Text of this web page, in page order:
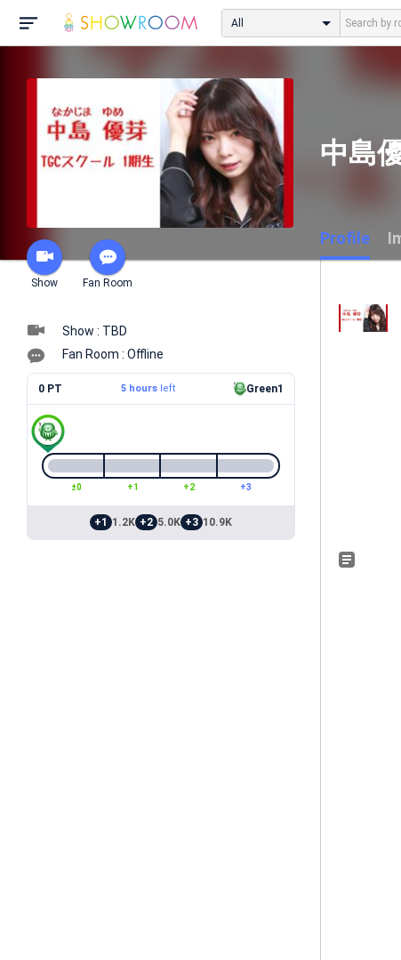
All
Show Fan Room
中島
Profile
Show : TBD
Fan Room : Offline
0 PT 5 hoursleft Green1
±0 +1 +2 +3
+1 1.2K +2 5.0K +3 10.9K